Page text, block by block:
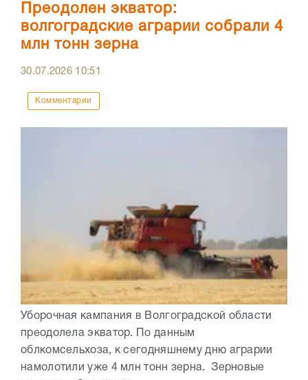
Преодолен экватор:
волгоградские аграрии собрали 4
млн тонн зерна
30.07.2026 10:51
Комментарии
Уборочная кампания в Волгоградской области
преодолела экватор. По данным
облкомсельхоза, к сегодняшнему дню аграрии
намолотили уже 4 млн тонн зерна. Зерновые